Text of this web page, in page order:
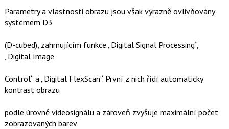
Parametry a vlastnosti obrazu jsou však výrazně ovlivňovány
systémem D3
(D-cubed), zahrnujícím funkce „Digital Signal Processing“,
„Digital Image
Control“ a „Digital FlexScan“. První z nich řídí automaticky
kontrast obrazu
podle úrovně videosignálu a zároveň zvyšuje maximální počet
zobrazovaných barev